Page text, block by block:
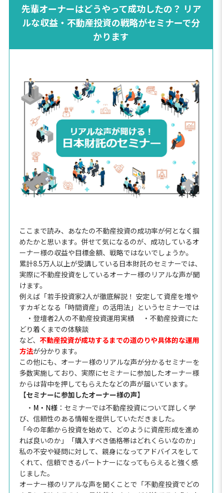
先輩オーナーはどうやって成功したの？ リア
ルな収益・不動産投資の戦略がセミナーで分
かります
ここまで読み、あなたの不動産投資の成功率が何となく掴
めたかと思います。併せて気になるのが、成功しているオ
ーナー様の収益や目標金額、戦略ではないでしょうか。
累計8.5万人以上が受講している日本財託のセミナーでは、
実際に不動産投資をしているオーナー様のリアルな声が聞
けます。
例えば「若手投資家2人が徹底解説！ 安定して資産を増や
すカギとなる「時間資産」の活用法」というセミナーでは
・登壇者2人の不動産投資運用実績
・不動産投資にた
どり着くまでの体験談
など、 不動産投資が成功するまでの道のりや具体的な運用
方法が分かります。
この他にも、オーナー様のリアルな声が分かるセミナーを
多数実施しており、実際にセミナーに参加したオーナー様
からは背中を押してもらえたなどの声が届いています。
【セミナーに参加したオーナー様の声】
・ M・N様：セミナーでは不動産投資について詳しく学
び、信頼性のある情報を提供していただきました。
「今の年齢から投資を始めて、どのように資産形成を進め
れば良いのか」「購入すべき価格帯はどれくらいなのか」
私の不安や疑問に対して、親身になってアドバイスをして
くれて、信頼できるパートナーになってもらえると強く感
じました。
オーナー様のリアルな声を聞くことで「不動産投資でどの